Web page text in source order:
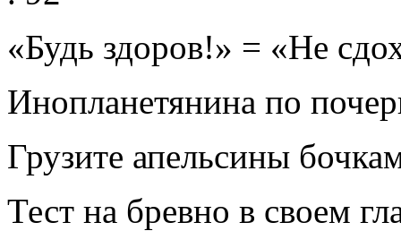
«Будь здоров!» = «Не
Инопланетянина по
Грузите апельсины
Тест на бревно в своем